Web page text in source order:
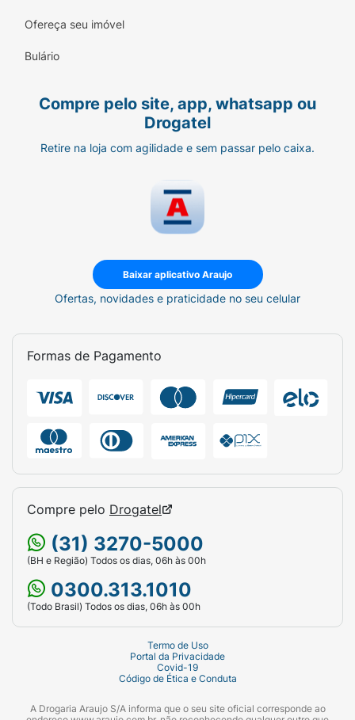
Ofereça seu imóvel
Bulário
Compre pelo site, app, whatsapp ou
Drogatel
Retire na loja com agilidade e sem passar pelo caixa.
Baixar aplicativo Araujo
Ofertas, novidades e praticidade no seu celular
Formas de Pagamento
Compre pelo Drogatel
(31) 3270-5000
(BH e Região) Todos os dias, 06h às 00h
0300.313.1010
(Todo Brasil) Todos os dias, 06h às 00h
Termo de Uso
Portal da Privacidade
Covid-19
Código de Ética e Conduta
A Drogaria Araujo S/A informa que o seu site oficial corresponde ao